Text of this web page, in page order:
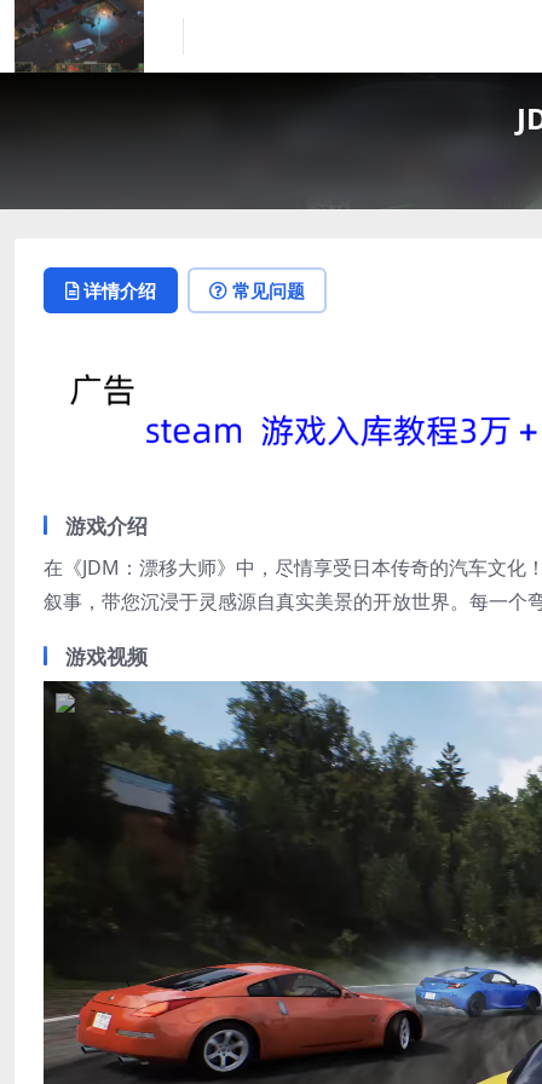
详情介绍 常见问题
游戏介绍
在《JDM：漂移大师》中，尽情享受日本传奇的汽车文
叙事，带您沉浸于灵感源自真实美景的开放世界。每一个
游戏视频